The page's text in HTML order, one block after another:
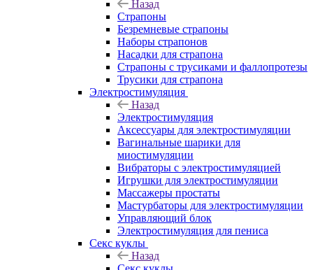
Назад
Страпоны
Безремневые страпоны
Наборы страпонов
Насадки для страпона
Страпоны с трусиками и фаллопротезы
Трусики для страпона
Электростимуляция
Назад
Электростимуляция
Аксессуары для электростимуляции
Вагинальные шарики для
миостимуляции
Вибраторы с электростимуляцией
Игрушки для электростимуляции
Массажеры простаты
Мастурбаторы для электростимуляции
Управляющий блок
Электростимуляция для пениса
Секс куклы
Назад